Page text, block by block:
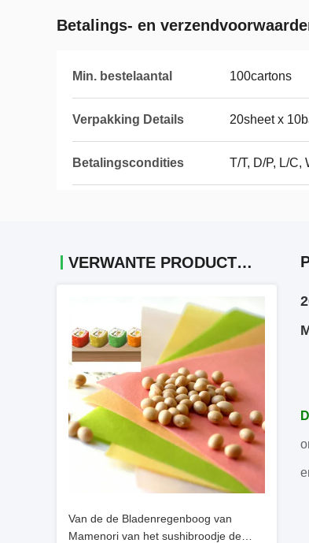
Betalings- en
Min. bestelaantal 100cartons
Verpakking Details 20sheet x
Betalingscondities T/T, D/P, L/C,
VERWANTE PRODUCTEN
Van de de Bladenregenboog van
Mamenori van het sushibroodje de